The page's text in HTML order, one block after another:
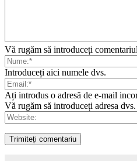
Vă rugăm să introduceți
Introduceți aici numele dvs.
Ați introdus o adresă de e-mail
Vă rugăm să introduceți adresa